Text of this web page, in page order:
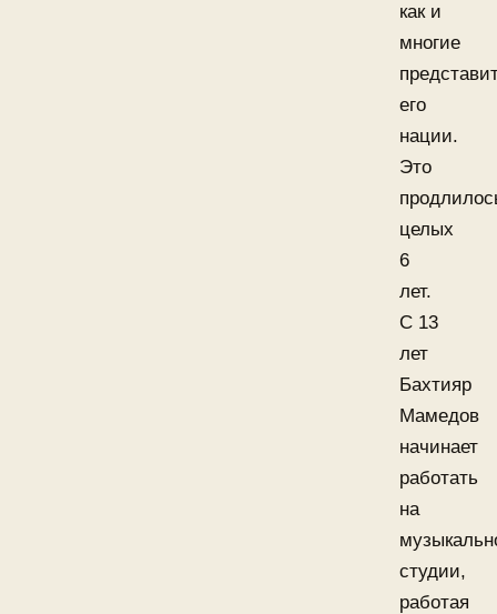
как и
многие
его
нации.
Это
целых
6
лет.
С 13
лет
Бахтияр
Мамедов
начинает
работать
на
студии,
работая